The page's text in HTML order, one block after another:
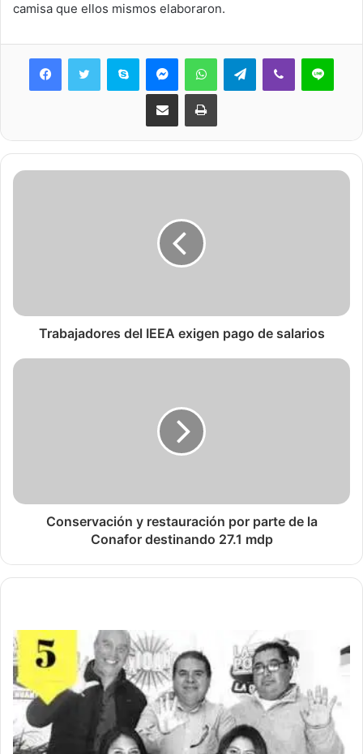
camisa que ellos mismos elaboraron.
Skype MessengerWhatsAppTelegramViber Line
Share via Email Print
Trabajadores del IEEA exigen pago de salarios
Conservación y restauración por parte de la
Conafor destinando 27.1 mdp